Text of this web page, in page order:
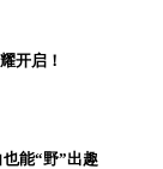
开启！
能“野”出趣